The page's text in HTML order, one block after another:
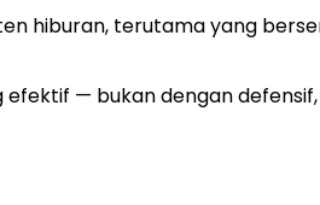
hiburan, terutama yang
efektif — bukan dengan